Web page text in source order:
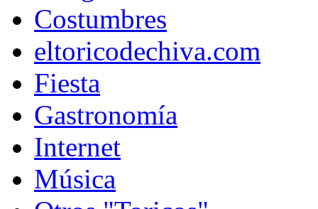
Costumbres
eltoricodechiva.com
Fiesta
Gastronomía
Internet
Música